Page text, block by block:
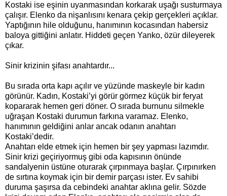
Kostaki ise eşinin uyanmasından korkarak uşağı susturmaya
çalışır. Elenko da nişanlısını kenara çekip gerçekleri açıklar.
Yaptığının hile olduğunu, hanımının kocasından habersiz
baloya gittiğini anlatır. Hiddeti geçen Yanko, özür dileyerek
çıkar.
Sinir krizinin şifası anahtardır...
Bu sırada orta kapı açılır ve yüzünde maskeyle bir kadın
görünür. Kadın, Kostaki’yi görür görmez küçük bir feryat
kopararak hemen geri döner. O sırada burnunu silmekle
uğraşan Kostaki durumun farkına varamaz. Elenko,
hanımının geldiğini anlar ancak odanın anahtarı
Kostaki’dedir.
Anahtarı elde etmek için hemen bir şey yapması lazımdır.
Sinir krizi geçiriyormuş gibi oda kapısının önünde
sandalyenin üstüne oturarak çırpınmaya başlar. Çırpınırken
de sırtına koymak için bir demir parçası ister. Ev sahibi
duruma şaşırsa da cebindeki anahtar aklına gelir. Sözde